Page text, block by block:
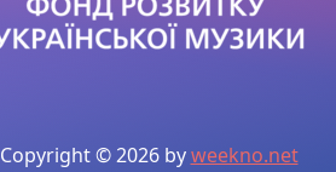
Copyright © 2026 byweekno.net